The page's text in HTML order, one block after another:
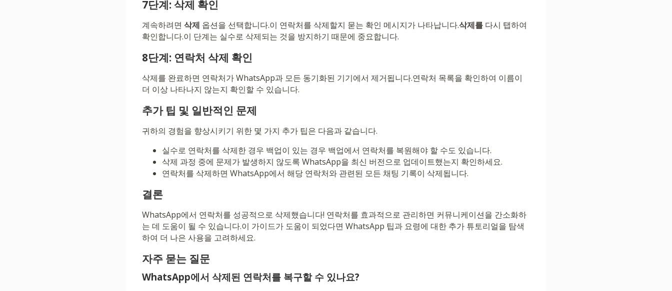
7단계: 삭제 확인
계속하려면 삭제 옵션을 선택합니다.이 연락처를 삭제할지 묻는 확인 메시지가 나타납니다.삭제를 다시 탭하여
확인합니다.이 단계는 실수로 삭제되는 것을 방지하기 때문에 중요합니다.
8단계: 연락처 삭제 확인
삭제를 완료하면 연락처가 WhatsApp과 모든 동기화된 기기에서 제거됩니다.연락처 목록을 확인하여 이름이
더 이상 나타나지 않는지 확인할 수 있습니다.
추가 팁 및 일반적인 문제
귀하의 경험을 향상시키기 위한 몇 가지 추가 팁은 다음과 같습니다.
실수로 연락처를 삭제한 경우 백업이 있는 경우 백업에서 연락처를 복원해야 할 수도 있습니다.
삭제 과정 중에 문제가 발생하지 않도록 WhatsApp을 최신 버전으로 업데이트했는지 확인하세요.
연락처를 삭제하면 WhatsApp에서 해당 연락처와 관련된 모든 채팅 기록이 삭제됩니다.
결론
WhatsApp에서 연락처를 성공적으로 삭제했습니다! 연락처를 효과적으로 관리하면 커뮤니케이션을 간소화하
는 데 도움이 될 수 있습니다.이 가이드가 도움이 되었다면 WhatsApp 팁과 요령에 대한 추가 튜토리얼을 탐색
하여 더 나은 사용을 고려하세요.
자주 묻는 질문
WhatsApp에서 삭제된 연락처를 복구할 수 있나요?